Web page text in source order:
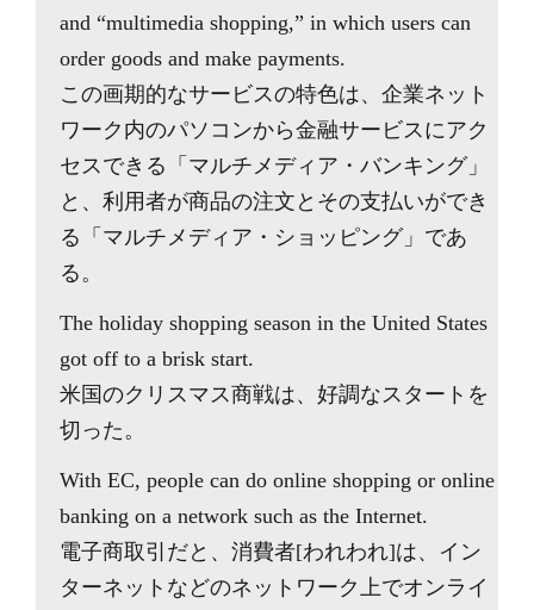
and “multimedia shopping,” in which users can
order goods and make payments.
この画期的なサービスの特色は、企業ネット
ワーク内のパソコンから金融サービスにアク
セスできる「マルチメディア・バンキング」
と、利用者が商品の注文とその支払いができ
る「マルチメディア・ショッピング」であ
る。
The holiday shopping season in the United States
got off to a brisk start.
米国のクリスマス商戦は、好調なスタートを
切った。
With EC, people can do online shopping or online
banking on a network such as the Internet.
電子商取引だと、消費者[われわれ]は、イン
ターネットなどのネットワーク上でオンライ